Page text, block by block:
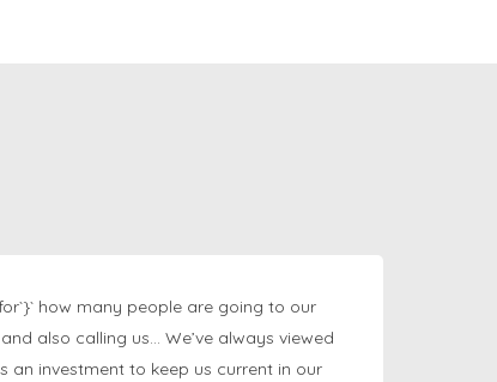
how many people are going to our
also calling us… We’ve always viewed
an investment to keep us current in our